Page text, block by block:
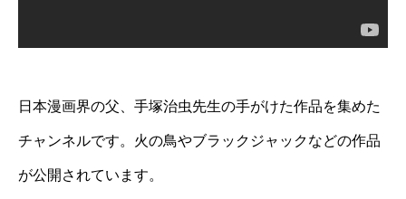
日本漫画界の父、手塚治虫先生の手がけた作品を集めた
チャンネルです。火の鳥やブラックジャックなどの作品
が公開されています。